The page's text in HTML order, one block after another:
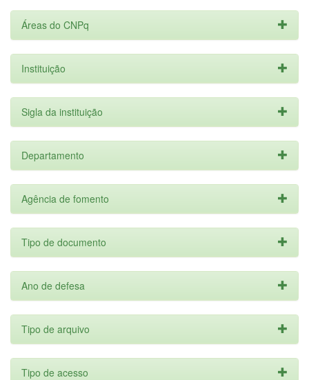
Áreas do CNPq
Instituição
Sigla da instituição
Departamento
Agência de fomento
Tipo de documento
Ano de defesa
Tipo de arquivo
Tipo de acesso